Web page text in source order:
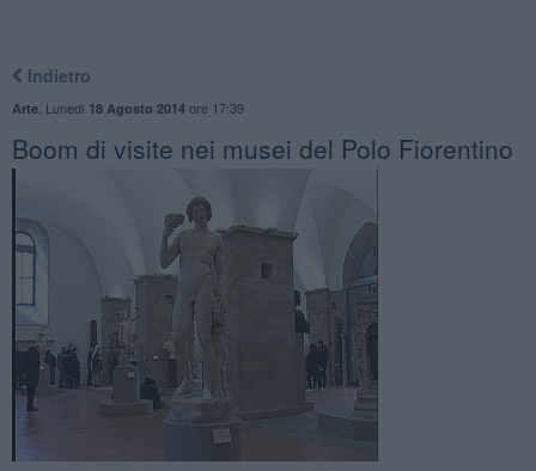
Indietro
Arte, Lunedì 18 Agosto 2014ore 17:39
Boom di visite nei musei del Polo Fiorentino